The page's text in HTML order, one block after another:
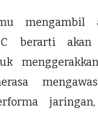
mengambil
berarti akan